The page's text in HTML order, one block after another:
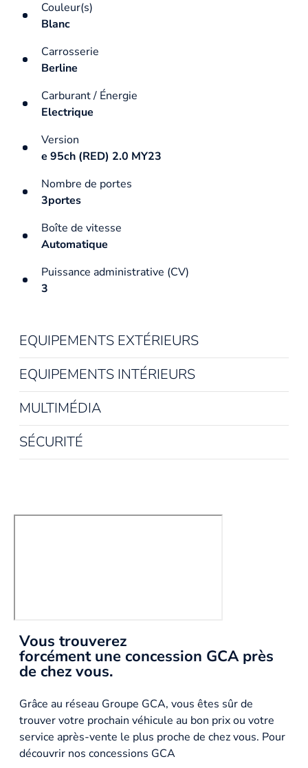
Couleur(s)
Blanc
Carrosserie
Berline
Carburant / Énergie
Electrique
Version
e 95ch (RED) 2.0 MY23
Nombre de portes
3portes
Boîte de vitesse
Automatique
Puissance administrative (CV)
3
EQUIPEMENTS EXTÉRIEURS
EQUIPEMENTS INTÉRIEURS
MULTIMÉDIA
SÉCURITÉ
Vous trouverez
forcément une concession GCA près
de chez vous.
Grâce au réseau Groupe GCA, vous êtes sûr de
trouver votre prochain véhicule au bon prix ou votre
service après-vente le plus proche de chez vous. Pour
découvrir nos concessions GCA